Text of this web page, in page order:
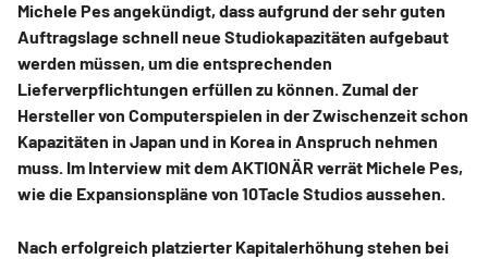
Michele Pes angekündigt, dass aufgrund der sehr guten
Auftragslage schnell neue Studiokapazitäten aufgebaut
werden müssen, um die entsprechenden
Lieferverpflichtungen erfüllen zu können. Zumal der
Hersteller von Computerspielen in der Zwischenzeit schon
Kapazitäten in Japan und in Korea in Anspruch nehmen
muss. Im Interview mit dem AKTIONÄR verrät Michele Pes,
wie die Expansionspläne von 10Tacle Studios aussehen.
Nach erfolgreich platzierter Kapitalerhöhung stehen bei